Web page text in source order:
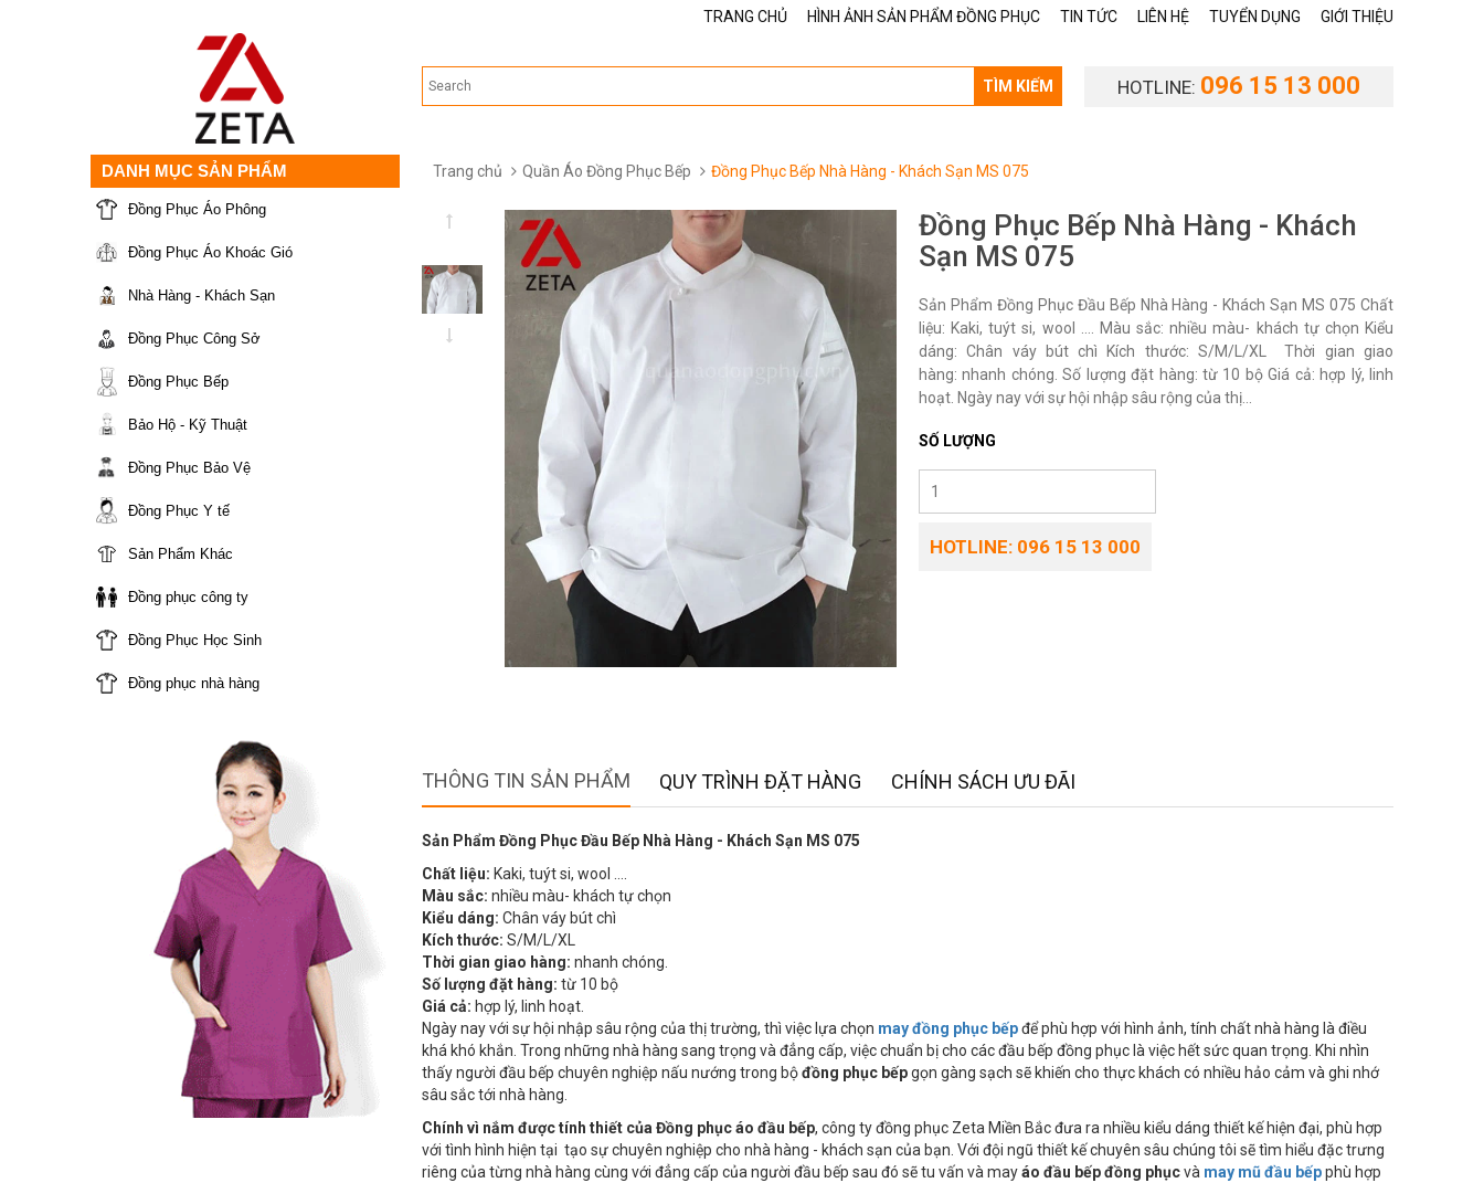
TRANG CHỦ HÌNH ẢNH SẢN PHẨM ĐỒNG PHỤC TIN TỨC LIÊN HỆ TUYỂN DỤNG GIỚI THIỆU
HOTLINE: 096 15 13 000
TÌM KIẾM
DANH MỤC SẢN PHẨM
Đồng Phục Áo Phông
Đồng Phục Áo Khoác Gió
Nhà Hàng - Khách Sạn
Đồng Phục Công Sở
Đồng Phục Bếp
Bảo Hộ - Kỹ Thuật
Đồng Phục Bảo Vệ
Đồng Phục Y tế
Sản Phẩm Khác
Đồng phục công ty
Đồng Phục Học Sinh
Đồng phục nhà hàng
Trang chủ Quần Áo Đồng Phục Bếp Đồng Phục Bếp Nhà Hàng - Khách Sạn MS 075
Đồng Phục Bếp Nhà Hàng - Khách
Sạn MS 075
Sản Phẩm Đồng Phục Đầu Bếp Nhà Hàng - Khách Sạn MS 075 Chất
liệu: Kaki, tuýt si, wool …. Màu sắc: nhiều màu- khách tự chọn Kiểu
dáng: Chân váy bút chì Kích thước: S/M/L/XL Thời gian giao
hàng: nhanh chóng. Số lượng đặt hàng: từ 10 bộ Giá cả: hợp lý, linh
hoạt. Ngày nay với sự hội nhập sâu rộng của thị...
SỐ LƯỢNG
HOTLINE: 096 15 13 000
THÔNG TIN SẢN PHẨM QUY TRÌNH ĐẶT HÀNG CHÍNH SÁCH ƯU ĐÃI
Sản Phẩm Đồng Phục Đầu Bếp Nhà Hàng - Khách Sạn MS 075
Chất liệu: Kaki, tuýt si, wool ….
Màu sắc: nhiều màu- khách tự chọn
Kiểu dáng: Chân váy bút chì
Kích thước: S/M/L/XL
Thời gian giao hàng: nhanh chóng.
Số lượng đặt hàng: từ 10 bộ
Giá cả: hợp lý, linh hoạt.
Ngày nay với sự hội nhập sâu rộng của thị trường, thì việc lựa chọn may đồng phục bếpđể phù hợp với hình ảnh, tính chất nhà hàng là điều
khá khó khắn. Trong những nhà hàng sang trọng và đẳng cấp, việc chuẩn bị cho các đầu bếp đồng phục là việc hết sức quan trọng. Khi nhìn
thấy người đầu bếp chuyên nghiệp nấu nướng trong bộđồng phục bếpgọn gàng sạch sẽ khiến cho thực khách có nhiều hảo cảm và ghi nhớ
sâu sắc tới nhà hàng.
Chính vì nắm đượctính thiết của Đồng phục áo đầu bếp, công ty đồng phục Zeta Miền Bắc đưa ra nhiều kiểu dáng thiết kế hiện đại, phù hợp
với tình hình hiện tại tạo sự chuyên nghiệp cho nhà hàng - khách sạn của bạn. Với đội ngũ thiết kế chuyên sâu chúng tôi sẽ tìm hiểu đặc trưng
riêng của từng nhà hàng cùng với đẳng cấp của người đầu bếp sau đó sẽ tu vấn và mayáo đầu bếp đồng phụcvà may mũ đầu bếpphù hợp